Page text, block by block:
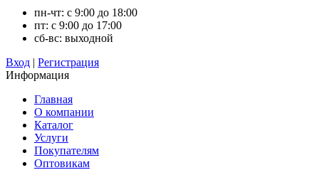
пн-чт: с 9:00 до 18:00
пт: с 9:00 до 17:00
сб-вс: выходной
Вход | Регистрация
Информация
Главная
О компании
Каталог
Услуги
Покупателям
Оптовикам